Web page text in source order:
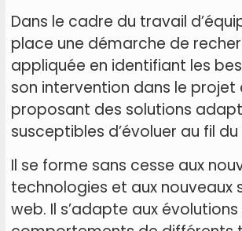
Dans le cadre du travail
place une démarche de
appliquée en identifiant les
son intervention dans le projet
proposant des solutions
susceptibles d’évoluer au fil
Il se forme sans cesse aux
technologies et aux nouveaux
web. Il s’adapte aux